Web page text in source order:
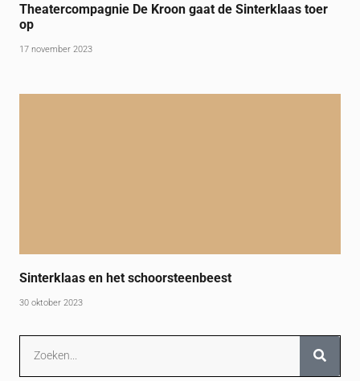
Theatercompagnie De Kroon gaat de Sinterklaas toer
op
17 november 2023
Sinterklaas en het schoorsteenbeest
30 oktober 2023